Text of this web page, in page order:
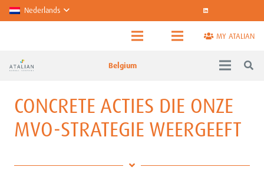
Nederlands
MY ATALIAN
Belgium
CONCRETE ACTIES DIE ONZE
MVO-STRATEGIE WEERGEEFT